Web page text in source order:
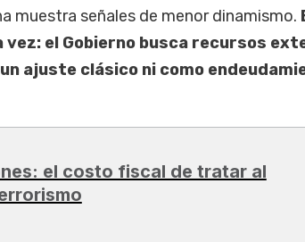
muestra señales de menor dinamismo.
el Gobierno busca recursos
ajuste clásico ni como
el costo fiscal de tratar al